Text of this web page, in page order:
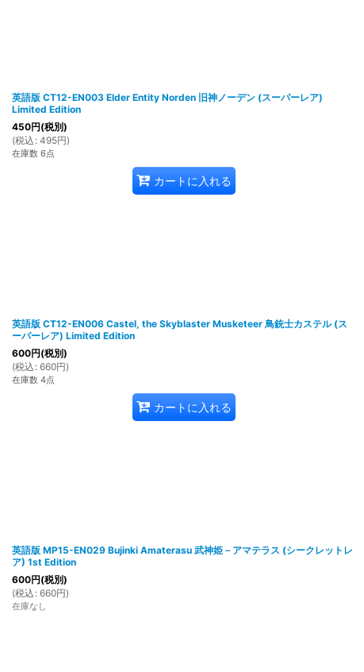
英語版 CT12-EN003 Elder Entity Norden 旧神ノーデン (スーパーレア)
Limited Edition
450円(税別)
(税込 : 495円)
在庫数 6点
カートに入れる
英語版 CT12-EN006 Castel, the Skyblaster Musketeer 鳥銃士カステル (ス
ーパーレア) Limited Edition
600円(税別)
(税込 : 660円)
在庫数 4点
カートに入れる
英語版 MP15-EN029 Bujinki Amaterasu 武神姫－アマテラス (シークレットレ
ア) 1st Edition
600円(税別)
(税込 : 660円)
在庫なし